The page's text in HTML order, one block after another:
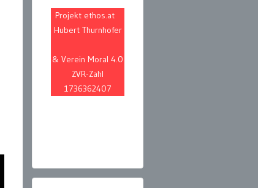
Projekt ethos.at
Hubert Thurnhofer
& Verein Moral 4.0
ZVR-Zahl
1736362407